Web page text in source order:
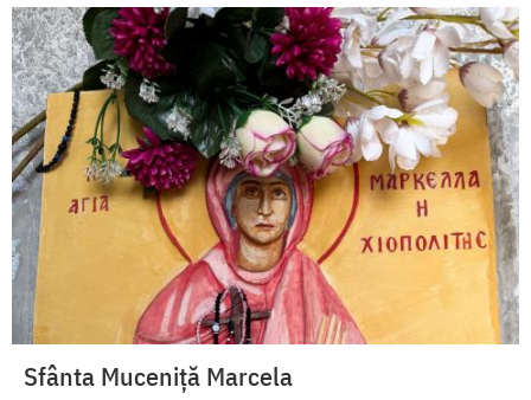
Sfânta Muceniță Marcela